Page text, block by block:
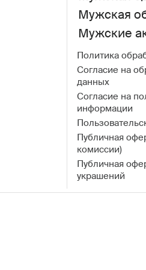
Мужская
Мужские
Политика
Согласие на
данных
Согласие на
информации
Публичная
комиссии)
Публичная
украшений